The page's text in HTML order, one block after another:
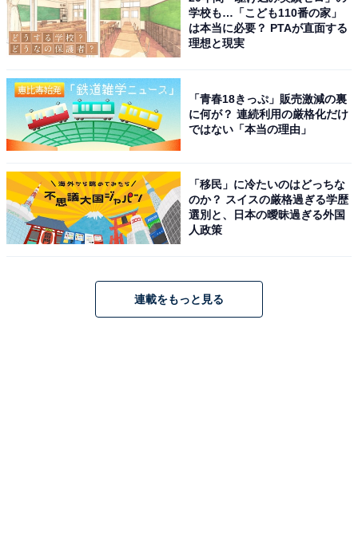
学校も…「こども110番の家」
は本当に必要？ PTAが直面する
理想と現実
「青春18きっぷ」販売激減の裏
に何が？ 連続利用の厳格化だけ
ではない「本当の理由」
「移民」に冷たいのはどっちな
のか？ スイスの厳格過ぎる学歴
選別と、日本の曖昧過ぎる外国
人政策
連載をもっと見る